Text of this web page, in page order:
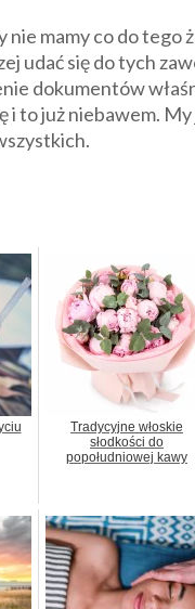
nie mamy co do tego
udać się do tych
dokumentów
i to już niebawem.
Tradycyjne włoskie
słodkości do
popołudniowej kawy